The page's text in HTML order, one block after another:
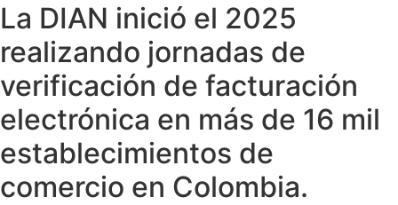
La DIAN inició el 2025
realizando jornadas de
verificación de facturación
electrónica en más de 16 mil
establecimientos de
comercio en Colombia.